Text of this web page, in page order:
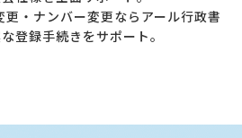
・ナンバー変更ならアール行政書
登録手続きをサポート。